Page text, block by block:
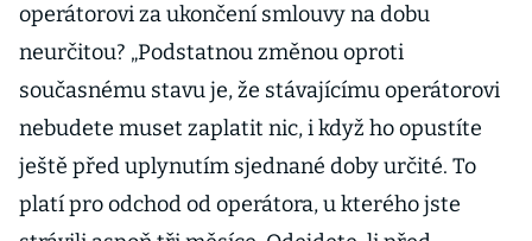
operátorovi za ukončení smlouvy na dobu
neurčitou? „Podstatnou změnou oproti
současnému stavu je, že stávajícímu operátorovi
nebudete muset zaplatit nic, i když ho opustíte
ještě před uplynutím sjednané doby určité. To
platí pro odchod od operátora, u kterého jste